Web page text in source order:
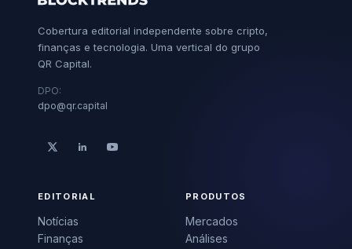
Cobertura editorial independente sobre cripto,
finanças e tecnologia. Uma vertical do grupo
QR Capital.
DPO:
dpo@qr.capital
EDITORIAL
Notícias
Finanças
PRODUTOS
Mercados
Análises